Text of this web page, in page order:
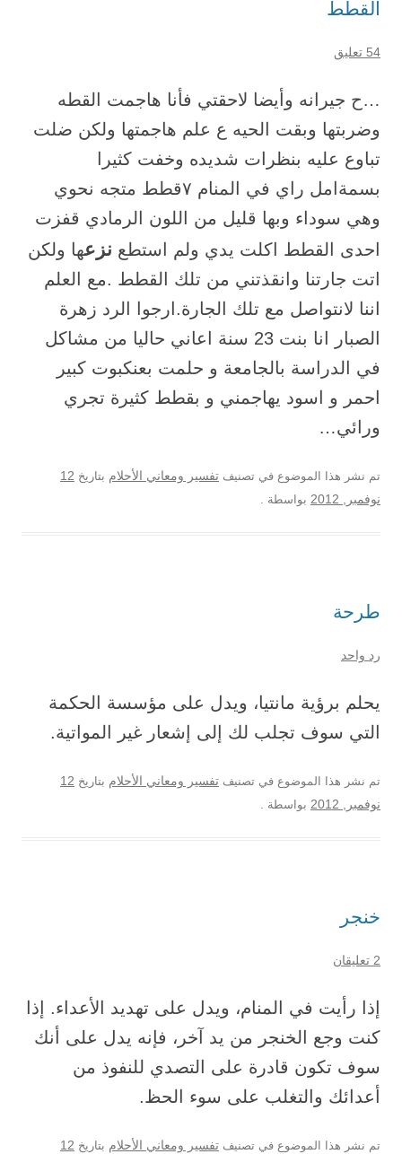
القطط
54 تعليق
…ح جيرانه وأيضا لاحقتي فأنا هاجمت القطه
وضربتها وبقت الحيه ع علم هاجمتها ولكن ضلت
تباوع عليه بنظرات شديده وخفت كثيرا
بسمةامل راي في المنام ٧قطط متجه نحوي
وهي سوداء وبها قليل من اللون الرمادي قفزت
احدى القطط اكلت يدي ولم استطع نزعها ولكن
اتت جارتنا وانقذتني من تلك القطط .مع العلم
اننا لانتواصل مع تلك الجارة.ارجوا الرد زهرة
الصبار انا بنت 23 سنة اعاني حاليا من مشاكل
في الدراسة بالجامعة و حلمت بعنكبوت كبير
احمر و اسود يهاجمني و بقطط كثيرة تجري
ورائي…
تم نشر هذا الموضوع في تصنيف تفسير ومعاني الأحلام بتاريخ 12
نوفمبر, 2012
بواسطة .
طرحة
رد واحد
يحلم برؤية مانتيا، ويدل على مؤسسة الحكمة
التي سوف تجلب لك إلى إشعار غير المواتية.
تم نشر هذا الموضوع في تصنيف تفسير ومعاني الأحلام بتاريخ 12
نوفمبر, 2012
بواسطة .
خنجر
2 تعليقان
إذا رأيت في المنام، ويدل على تهديد الأعداء. إذا
كنت وجع الخنجر من يد آخر، فإنه يدل على أنك
سوف تكون قادرة على التصدي للنفوذ من
أعدائك والتغلب على سوء الحظ.
تم نشر هذا الموضوع في تصنيف تفسير ومعاني الأحلام بتاريخ 12